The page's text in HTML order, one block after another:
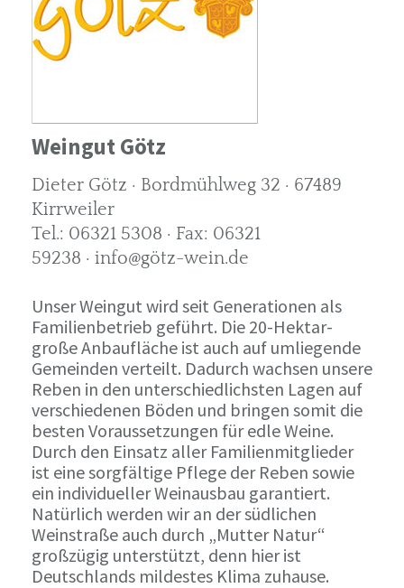
Weingut Götz
Dieter Götz · Bordmühlweg 32 · 67489
Kirrweiler
Tel.: 06321 5308 · Fax: 06321
59238 · info@götz-wein.de
Unser Weingut wird seit Generationen als
Familienbetrieb geführt. Die 20-Hektar-
große Anbaufläche ist auch auf umliegende
Gemeinden verteilt. Dadurch wachsen unsere
Reben in den unterschiedlichsten Lagen auf
verschiedenen Böden und bringen somit die
besten Voraussetzungen für edle Weine.
Durch den Einsatz aller Familienmitglieder
ist eine sorgfältige Pflege der Reben sowie
ein individueller Weinausbau garantiert.
Natürlich werden wir an der südlichen
Weinstraße auch durch „Mutter Natur“
großzügig unterstützt, denn hier ist
Deutschlands mildestes Klima zuhause.